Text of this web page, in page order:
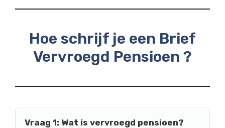
Hoe schrijf je een Brief
Vervroegd Pensioen ?
Vraag 1: Wat is vervroegd pensioen?